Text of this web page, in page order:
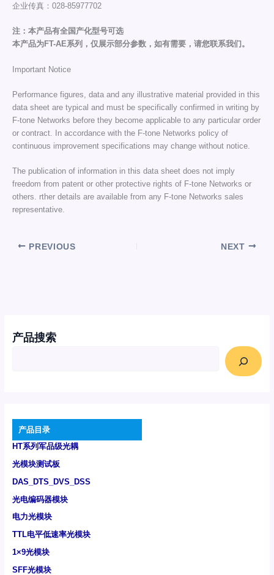
产品搜索
产品目录
HT系列军品级光耦
光模块测试板
DAS_DTS_DVS_DSS
光电编码器模块
电力光模块
TTL电平低速率光模块
1×9光模块
SFF光模块
企业传真：028-85977702
注：本产品有全国产化型号可选
本产品为FT-AE系列，仅展示部分参数，如有需要，请您联系我们。
Important Notice
Performance figures, data and any illustrative material provided in this
data sheet are typical and must be specifically confirmed in writing by
F-tone Networks before they become applicable to any particular order
or contract. In accordance with the F-tone Networks policy of
continuous improvement specifications may change without notice.
The publication of information in this data sheet does not imply
freedom from patent or other protective rights of F-tone Networks or
others. rther details are available from any F-tone Networks sales
representative.
PREVIOUS NEXT